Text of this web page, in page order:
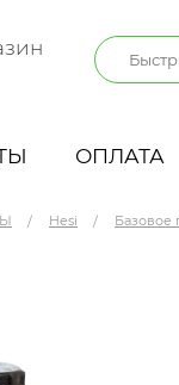
ОПЛАТА
Hesi Базовое